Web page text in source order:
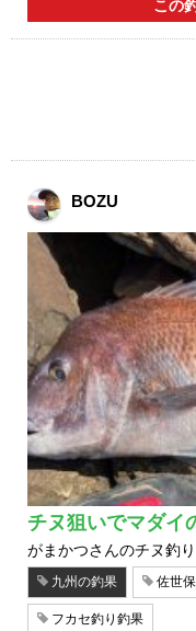
この
BOZU
チヌ狙いでマダイ
がまかつさんのチヌ釣
九州の釣果 佐世
フカセ釣り釣果